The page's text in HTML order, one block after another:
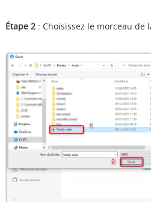
Étape 2 : Choisissez le morceau de